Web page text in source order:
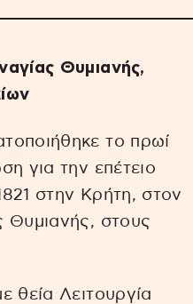
Θυμιανής,
το πρωί
για την επέτειο
στην Κρήτη, στον
Θυμιανής, στους
θεία Λειτουργία